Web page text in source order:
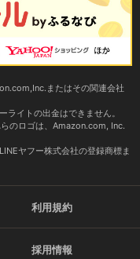
またはその関連会社
ライトの出金はできません。
のロゴは、Amazon.com, Inc.
ヤフー株式会社の登録商標ま
利用規約
採用情報